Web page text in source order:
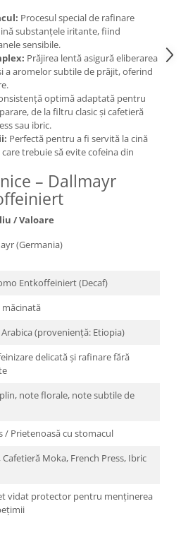
Procesul special de rafinare
substanțele iritante, fiind
sensibile.
Prăjirea lentă asigură eliberarea
a aromelor subtile de prăjit, oferind
optimă adaptată pentru
de la filtru clasic și cafetieră
sau ibric.
Perfectă pentru a fi servită la cină
trebuie să evite cofeina din
– Dallmayr
/ Valoare
(Germania)
Entkoffeiniert (Decaf)
măcinată
Arabica (proveniență: Etiopia)
delicată și rafinare fără
note florale, note subtile de
/ Prietenoasă cu stomacul
Cafetieră Moka, French Press, Ibric
vidat protector pentru menținerea